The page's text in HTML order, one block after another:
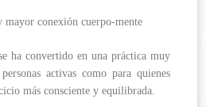
mayor conexión cuerpo-mente
ha convertido en una práctica muy
activas como para quienes
más consciente y equilibrada.